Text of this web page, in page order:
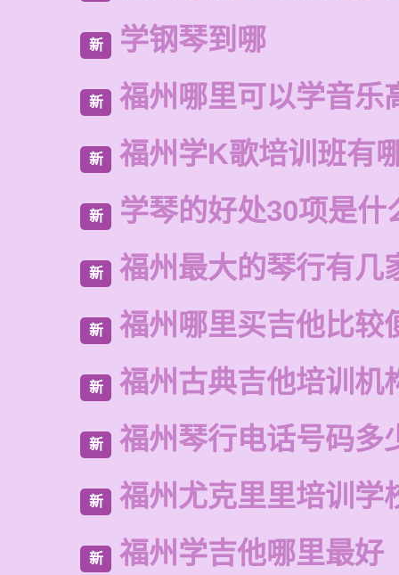
新 学钢琴到哪
新 福州哪里可以学音乐
新 福州学K歌培训班有
新 学琴的好处30项是什
新 福州最大的琴行有几
新 福州哪里买吉他比较
新 福州古典吉他培训机
新 福州琴行电话号码多
新 福州尤克里里培训学
新 福州学吉他哪里最好